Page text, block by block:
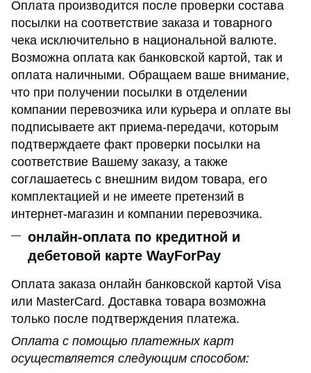
Оплата производится после проверки состава
посылки на соответствие заказа и товарного
чека исключительно в национальной валюте.
Возможна оплата как банковской картой, так и
оплата наличными. Обращаем ваше внимание,
что при получении посылки в отделении
компании перевозчика или курьера и оплате вы
подписываете акт приема-передачи, которым
подтверждаете факт проверки посылки на
соответствие Вашему заказу, а также
соглашаетесь с внешним видом товара, его
комплектацией и не имеете претензий в
интернет-магазин и компании перевозчика.
онлайн-оплата по кредитной и
дебетовой карте WayForPay
Оплата заказа онлайн банковской картой Visa
или MasterCard. Доставка товара возможна
только после подтверждения платежа.
Оплата с помощью платежных карт
осуществляется следующим способом: